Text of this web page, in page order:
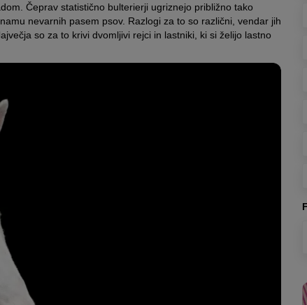
Čeprav statistično bulterierji ugriznejo približno tako
nevarnih pasem psov. Razlogi za to so različni, vendar jih
so za to krivi dvomljivi rejci in lastniki, ki si želijo lastno